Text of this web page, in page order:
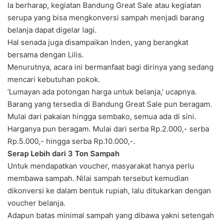
Ia berharap, kegiatan Bandung Great Sale atau kegiatan
serupa yang bisa mengkonversi sampah menjadi barang
belanja dapat digelar lagi.
Hal senada juga disampaikan Inden, yang berangkat
bersama dengan Lilis.
Menurutnya, acara ini bermanfaat bagi dirinya yang sedang
mencari kebutuhan pokok.
‘Lumayan ada potongan harga untuk belanja,’ ucapnya.
Barang yang tersedia di Bandung Great Sale pun beragam.
Mulai dari pakaian hingga sembako, semua ada di sini.
Harganya pun beragam. Mulai dari serba Rp.2.000,- serba
Rp.5.000,- hingga serba Rp.10.000,-.
Serap Lebih dari 3 Ton Sampah
Untuk mendapatkan voucher, masyarakat hanya perlu
membawa sampah. Nilai sampah tersebut kemudian
dikonversi ke dalam bentuk rupiah, lalu ditukarkan dengan
voucher belanja.
Adapun batas minimal sampah yang dibawa yakni setengah